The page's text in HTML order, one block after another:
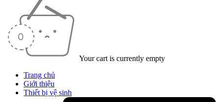
Your cart is currently empty
Trang chủ
Giới thiệu
Thiết bị vệ sinh